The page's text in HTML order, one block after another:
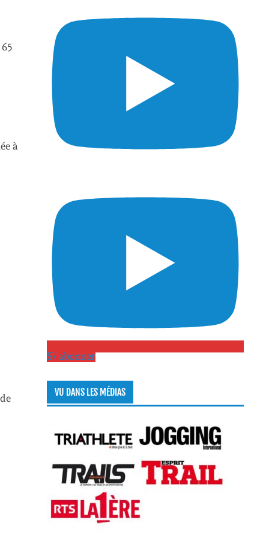
à
S\'abonner
VU DANS LES MÉDIAS